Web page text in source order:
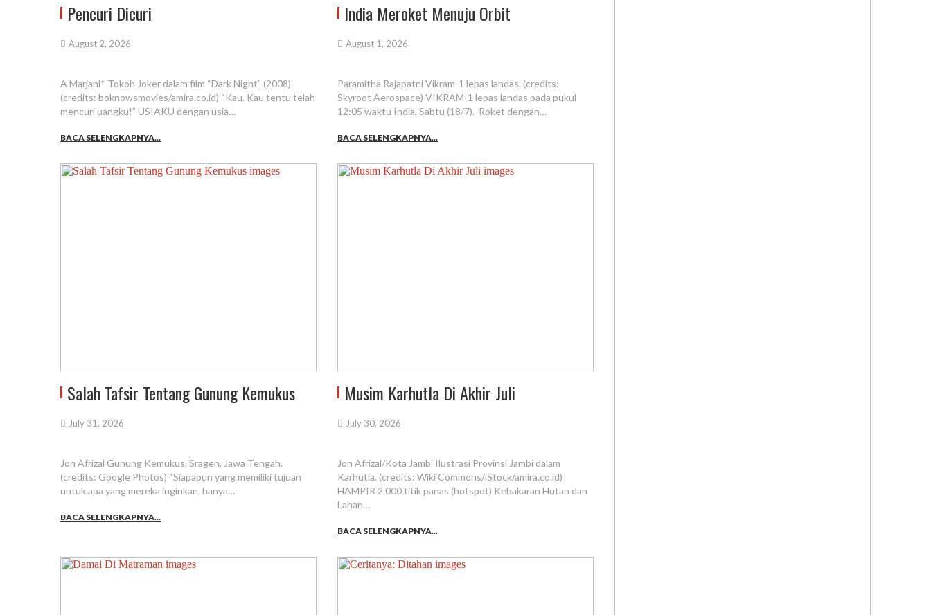
Pencuri Dicuri
August 2, 2026
A Marjani* Tokoh Joker dalam film “Dark Night” (2008)
(credits: boknowsmovies/amira.co.id) “Kau. Kau tentu telah
mencuri uangku!” USIAKU dengan usia…
BACA SELENGKAPNYA...
India Meroket Menuju Orbit
August 1, 2026
Paramitha Rajapatni Vikram-1 lepas landas. (credits:
Skyroot Aerospace) VIKRAM-1 lepas landas pada pukul
12:05 waktu India, Sabtu (18/7). Roket dengan…
BACA SELENGKAPNYA...
Salah Tafsir Tentang Gunung Kemukus
July 31, 2026
Jon Afrizal Gunung Kemukus, Sragen, Jawa Tengah.
(credits: Google Photos) “Siapapun yang memiliki tujuan
untuk apa yang mereka inginkan, hanya…
BACA SELENGKAPNYA...
Musim Karhutla Di Akhir Juli
July 30, 2026
Jon Afrizal/Kota Jambi Ilustrasi Provinsi Jambi dalam
Karhutla. (credits: Wiki Commons/iStock/amira.co.id)
HAMPIR 2.000 titik panas (hotspot) Kebakaran Hutan dan
Lahan…
BACA SELENGKAPNYA...